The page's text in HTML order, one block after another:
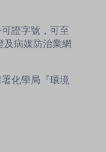
證字號，可至
及病媒防治業網
化學局『環境